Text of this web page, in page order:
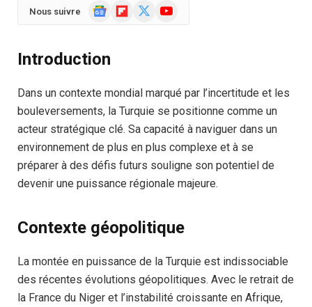
Nous suivre
GoogleFlipboard YouTube
Introduction
Dans un contexte mondial marqué par l’incertitude et les
bouleversements, la Turquie se positionne comme un
acteur stratégique clé. Sa capacité à naviguer dans un
environnement de plus en plus complexe et à se
préparer à des défis futurs souligne son potentiel de
devenir une puissance régionale majeure.
Contexte géopolitique
La montée en puissance de la Turquie est indissociable
des récentes évolutions géopolitiques. Avec le retrait de
la France du Niger et l’instabilité croissante en Afrique,